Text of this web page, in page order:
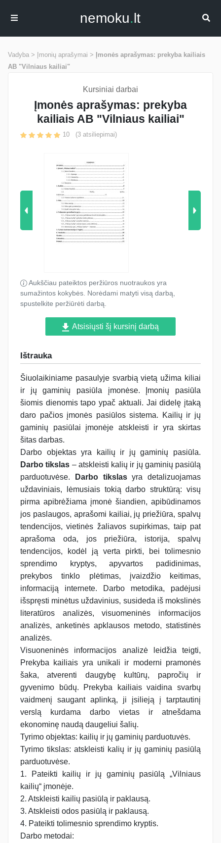
nemoku.lt
Vadyba > Įmonių aprašymai >
Įmonės aprašymas: prekyba kailiais
AB "Vilniaus kailiai"
Kursiniai darbai
Įmonės aprašymas: prekyba
kailiais AB "Vilniaus kailiai"
10 (3 atsiliepimai)
Aukščiau pateiktos peržiūros nuotraukos yra
sumažintos kokybės. Norėdami matyti visą darbą,
spustelkite peržiūrėti darbą.
Atsisiųsti šį kursinį darbą
Ištrauka
Šiuolaikiniame pasaulyje svarbią vietą užima kiliai
ir jų gaminių pasiūla įmonėse. Įmonių pasiūla
šiomis dienomis tapo ypač aktuali. Jai didelę įtaką
daro pačios įmonės pasiūlos sistema. Kailių ir jų
gaminių pasiūlai įmonėje atskleisti ir yra skirtas
šitas darbas.
Darbo objektas yra kailių ir jų gaminių pasiūla.
Darbo tikslas – atskleisti kalių ir jų gaminių pasiūlą
parduotuvėse.
Darbo tikslasyra detalizuojamas
uždaviniais, lėmusiais tokią darbo struktūrą: visų
pirma apibrėžiama įmonė šiandien, apibūdinamos
jos paslaugos, aprašomi kailiai, jų priežiūra, spalvų
tendencijos, vietinės žaliavos supirkimas, taip pat
aprašoma oda, jos priežiūra, istorija, spalvų
tendencijos, kodėl ją verta pirkti, bei tolimesnio
sprendimo kryptys, apyvartos padidinimas,
prekybos tinklo plėtimas, įvaizdžio keitimas,
informaciją internete. Darbo metodika, padėjusi
išspręsti minėtus uždavinius, susideda iš mokslinės
literatūros analizės, visuomeninės informacijos
analizės, anketinės apklausos metodo, statistinės
analizės.
Visuoneninės informacijos analizė leidžia teigti,
Prekyba kailiais yra unikali ir moderni pramonės
šaka, atverenti daugybę kultūrų, papročių ir
gyvenimo būdų. Prekyba kailiais vaidina svarbų
vaidmenį saugant aplinką, ji įsilieją į tarptautinį
verslą kurdama darbo vietas ir atnešdama
ekonominę naudą daugeliui šalių.
Tyrimo objektas: kailių ir jų gaminių parduotuvės.
Tyrimo tikslas: atskleisti kalių ir jų gaminių pasiūlą
parduotuvėse.
1. Pateikti kailių ir jų gaminių pasiūlą „Vilniaus
kailių“ įmonėje.
2. Atskleisti kailių pasiūlą ir paklausą.
3. Atskleisti odos pasiūlą ir paklausą.
4. Pateikti tolimesnio sprendimo kryptis.
Darbo metodai: